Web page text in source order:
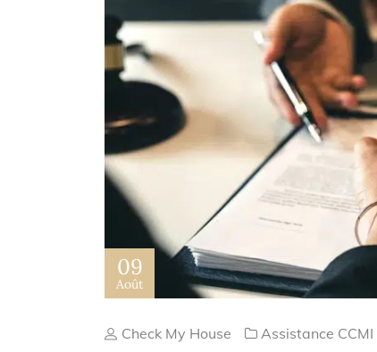
09
Août
Check My House Assistance CCMI